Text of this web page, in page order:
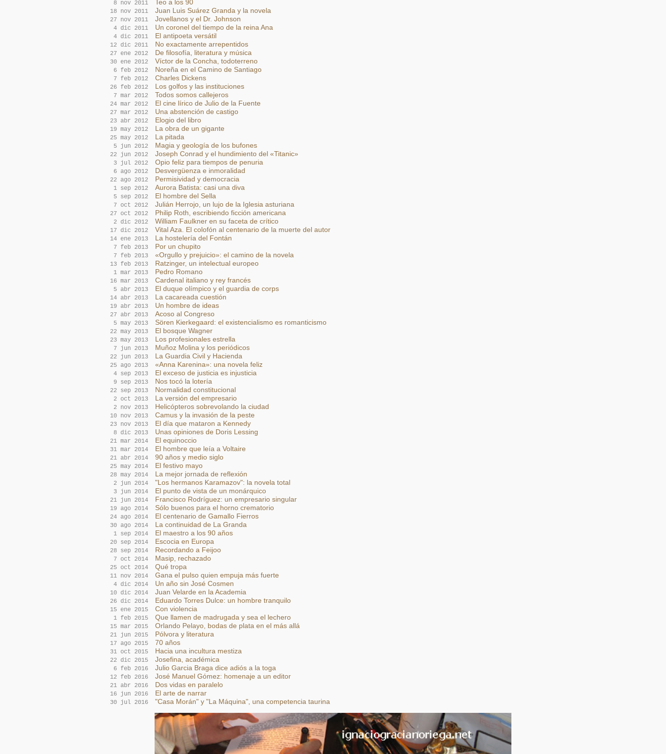
8 nov 2011 Teo a los 90
18 nov 2011 Juan Luis Suárez Granda y la novela
27 nov 2011 Jovellanos y el Dr. Johnson
4 dic 2011 Un coronel del tiempo de la reina Ana
4 dic 2011 El antipoeta versátil
12 dic 2011 No exactamente arrepentidos
27 ene 2012 De filosofía, literatura y música
30 ene 2012 Víctor de la Concha, todoterreno
6 feb 2012 Noreña en el Camino de Santiago
7 feb 2012 Charles Dickens
26 feb 2012 Los golfos y las instituciones
7 mar 2012 Todos somos callejeros
24 mar 2012 El cine lírico de Julio de la Fuente
27 mar 2012 Una abstención de castigo
23 abr 2012 Elogio del libro
19 may 2012 La obra de un gigante
25 may 2012 La pitada
5 jun 2012 Magia y geología de los bufones
22 jun 2012 Joseph Conrad y el hundimiento del «Titanic»
3 jul 2012 Opio feliz para tiempos de penuria
6 ago 2012 Desvergüenza e inmoralidad
22 ago 2012 Permisividad y democracia
1 sep 2012 Aurora Batista: casi una diva
5 sep 2012 El hombre del Sella
7 oct 2012 Julián Herrojo, un lujo de la Iglesia asturiana
27 oct 2012 Philip Roth, escribiendo ficción americana
2 dic 2012 William Faulkner en su faceta de crítico
17 dic 2012 Vital Aza. El colofón al centenario de la muerte del autor
14 ene 2013 La hostelería del Fontán
7 feb 2013 Por un chupito
7 feb 2013 «Orgullo y prejuicio»: el camino de la novela
13 feb 2013 Ratzinger, un intelectual europeo
1 mar 2013 Pedro Romano
16 mar 2013 Cardenal italiano y rey francés
5 abr 2013 El duque olímpico y el guardia de corps
14 abr 2013 La cacareada cuestión
19 abr 2013 Un hombre de ideas
27 abr 2013 Acoso al Congreso
5 may 2013 Sören Kierkegaard: el existencialismo es romanticismo
22 may 2013 El bosque Wagner
23 may 2013 Los profesionales estrella
7 jun 2013 Muñoz Molina y los periódicos
22 jun 2013 La Guardia Civil y Hacienda
25 ago 2013 «Anna Karenina»: una novela feliz
4 sep 2013 El exceso de justicia es injusticia
9 sep 2013 Nos tocó la lotería
22 sep 2013 Normalidad constitucional
2 oct 2013 La versión del empresario
2 nov 2013 Helicópteros sobrevolando la ciudad
10 nov 2013 Camus y la invasión de la peste
23 nov 2013 El día que mataron a Kennedy
8 dic 2013 Unas opiniones de Doris Lessing
21 mar 2014 El equinoccio
31 mar 2014 El hombre que leía a Voltaire
21 abr 2014 90 años y medio siglo
25 may 2014 El festivo mayo
28 may 2014 La mejor jornada de reflexión
2 jun 2014 "Los hermanos Karamazov": la novela total
3 jun 2014 El punto de vista de un monárquico
21 jun 2014 Francisco Rodríguez: un empresario singular
19 ago 2014 Sólo buenos para el horno crematorio
24 ago 2014 El centenario de Gamallo Fierros
30 ago 2014 La continuidad de La Granda
1 sep 2014 El maestro a los 90 años
20 sep 2014 Escocia en Europa
28 sep 2014 Recordando a Feijoo
7 oct 2014 Masip, rechazado
25 oct 2014 Qué tropa
11 nov 2014 Gana el pulso quien empuja más fuerte
4 dic 2014 Un año sin José Cosmen
10 dic 2014 Juan Velarde en la Academia
26 dic 2014 Eduardo Torres Dulce: un hombre tranquilo
15 ene 2015 Con violencia
1 feb 2015 Que llamen de madrugada y sea el lechero
15 mar 2015 Orlando Pelayo, bodas de plata en el más allá
21 jun 2015 Pólvora y literatura
17 ago 2015 70 años
31 oct 2015 Hacia una incultura mestiza
22 dic 2015 Josefina, académica
6 feb 2016 Julio Garcia Braga dice adiós a la toga
12 feb 2016 José Manuel Gómez: homenaje a un editor
21 abr 2016 Dos vidas en paralelo
16 jun 2016 El arte de narrar
30 jul 2016 "Casa Morán" y "La Máquina", una competencia taurina